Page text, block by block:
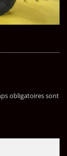
obligatoires sont